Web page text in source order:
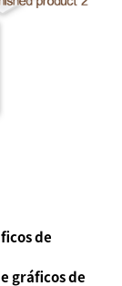
de
gráficos de